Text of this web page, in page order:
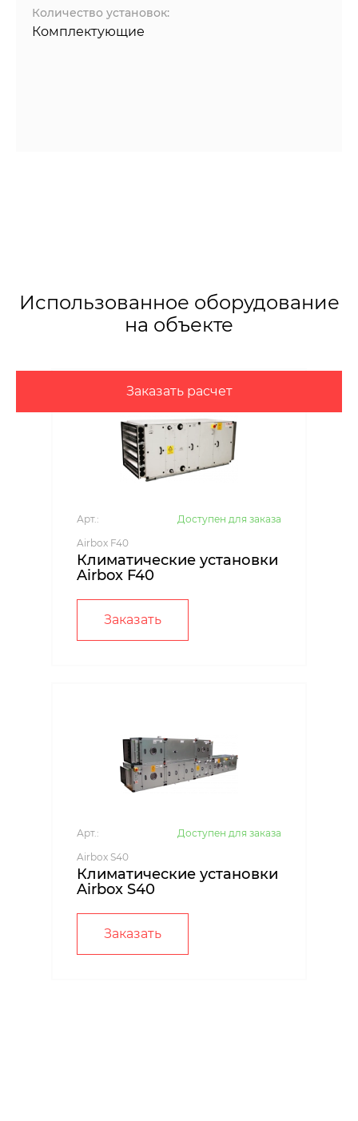
Количество установок:
Комплектующие
Заказать расчет
Использованное оборудование
на объекте
Арт.:
Доступен для заказа
Airbox F40
Климатические установки
Airbox F40
Заказать
Арт.:
Доступен для заказа
Airbox S40
Климатические установки
Airbox S40
Заказать